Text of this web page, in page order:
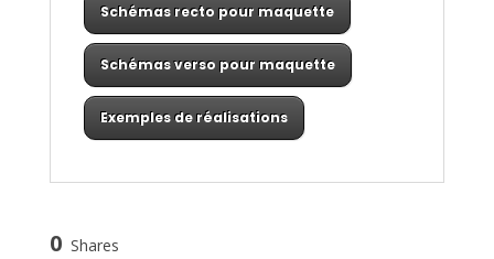
Schémas recto pour maquette
Schémas verso pour maquette
Exemples de réalisations
0 Shares